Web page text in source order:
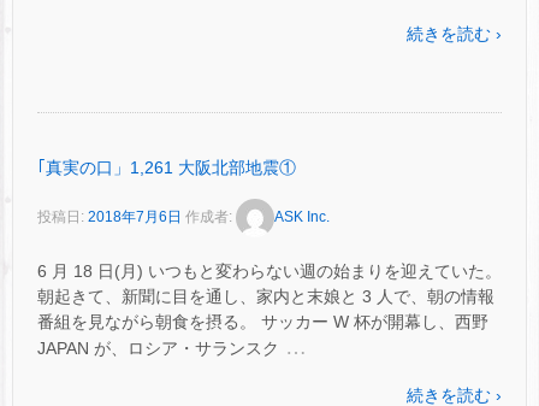
続きを読む ›
｢真実の口」1,261 大阪北部地震①
投稿日: 2018年7月6日 作成者: ASK Inc.
6 月 18 日(月) いつもと変わらない週の始まりを迎えていた。
朝起きて、新聞に目を通し、家内と末娘と 3 人で、朝の情報
番組を見ながら朝食を摂る。 サッカー W 杯が開幕し、西野
JAPAN が、ロシア・サランスク …
続きを読む ›